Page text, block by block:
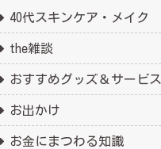
40代スキンケア・メイク
the雑談
おすすめグッズ＆サービス
お出かけ
お金にまつわる知識